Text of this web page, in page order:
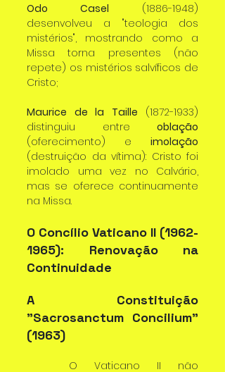
Odo Casel (1886-1948)
desenvolveu a "teologia dos
mistérios", mostrando como a
Missa torna presentes (não
repete) os mistérios salvíficos de
Cristo;
Maurice de la Taille (1872-1933)
distinguiu entre oblação
(oferecimento) e imolação
(destruição da vítima): Cristo foi
imolado uma vez no Calvário,
mas se oferece continuamente
na Missa.
O Concílio Vaticano II (1962-
1965): Renovação na
Continuidade
A Constituição
"Sacrosanctum Concilium"
(1963)